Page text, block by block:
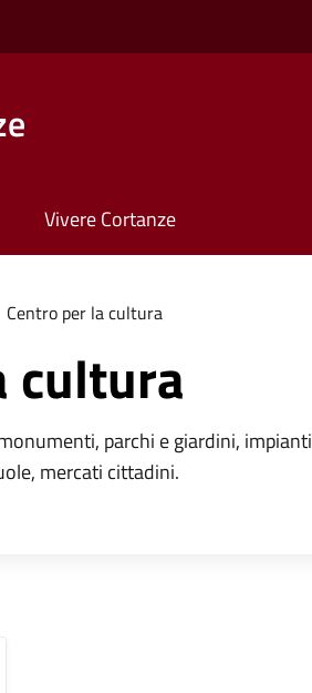
Vivere Cortanze
Centro per la cultura
cultura
parchi e giardini, impianti
mercati cittadini.